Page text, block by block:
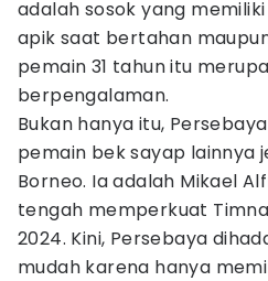
adalah sosok yang
apik saat bertahan
pemain 31 tahun itu
berpengalaman.
Bukan hanya itu,
pemain bek sayap lainnya
Borneo. Ia adalah Mikael
tengah memperkuat
2024. Kini, Persebaya
mudah karena hanya